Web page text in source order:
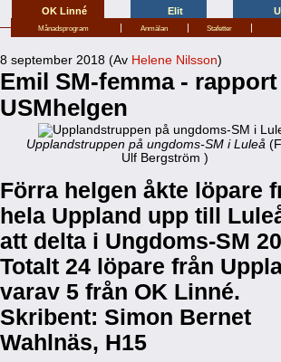
OK Linné Elit
Månadsprogram | Anmälan | Stafetter |
8 september 2018 (Av Helene Nilsson)
Emil SM-femma -
USMhelgen
Upplandstruppen på ungdoms-SM i Luleå
Ulf Bergström )
Förra helgen åkte löpare
hela Uppland upp till
att delta i Ungdoms-SM
Totalt 24 löpare från
varav 5 från OK Linné.
Skribent: Simon Bernet
Wahlnäs, H15